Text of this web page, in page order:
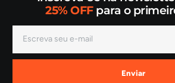
25% OFFpara o
Enviar